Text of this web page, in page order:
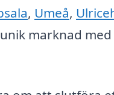
, Umeå,
marknad